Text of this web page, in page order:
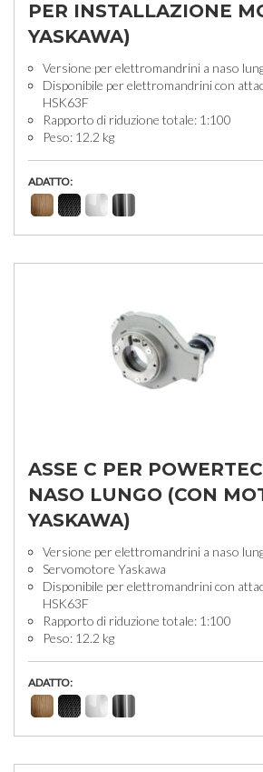
PER INSTALLAZIONE
YASKAWA)
Versione per elettromandrini a naso
Disponibile per elettromandrini con
HSK63F
Rapporto di riduzione totale: 1:100
Peso: 12.2 kg
ADATTO:
ASSE C PER
NASO LUNGO (CON
YASKAWA)
Versione per elettromandrini a naso
Servomotore Yaskawa
Disponibile per elettromandrini con
HSK63F
Rapporto di riduzione totale: 1:100
Peso: 12.2 kg
ADATTO: